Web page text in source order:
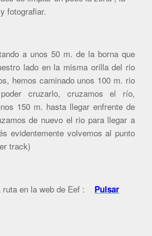
fotografiar.
a unos 50 m. de la borna que
lado en la misma orilla del rio
hemos caminado unos 100 m. rio
cruzarlo, cruzamos el río,
150 m. hasta llegar enfrente de
de nuevo el rio para llegar a
evidentemente volvemos al punto
track)
ruta en la web de Eef : Pulsar